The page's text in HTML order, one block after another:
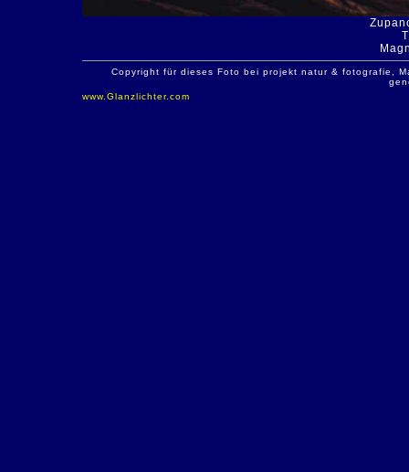
Copyright für dieses Foto bei projekt natur & fotografie,
www.Glanzlichter.com